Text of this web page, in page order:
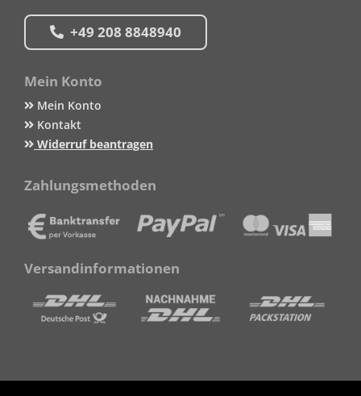
+49 208 8848940
Mein Konto
Mein Konto
Kontakt
Widerruf beantragen
Zahlungsmethoden
Versandinformationen